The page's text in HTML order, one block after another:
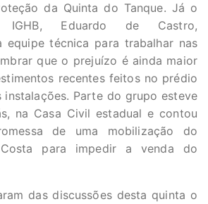
da Quinta do Tanque. Já o
IGHB, Eduardo de Castro,
equipe técnica para trabalhar nas
que o prejuízo é ainda maior
recentes feitos no prédio
instalações. Parte do grupo esteve
na Casa Civil estadual e contou
de uma mobilização do
para impedir a venda do
das discussões desta quinta o